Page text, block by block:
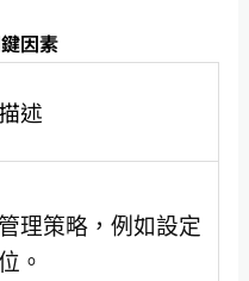
因素
述
理策略，例如設定
。